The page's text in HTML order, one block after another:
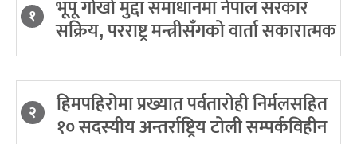
१ भूपू गोर्खा मुद्दा समाधानमा नेपाल सरकार
सक्रिय, परराष्ट्र मन्त्रीसँगको वार्ता सकारात्मक
२ हिमपहिरोमा प्रख्यात पर्वतारोही निर्मलसहित
१० सदस्यीय अन्तर्राष्ट्रिय टोली सम्पर्कविहीन